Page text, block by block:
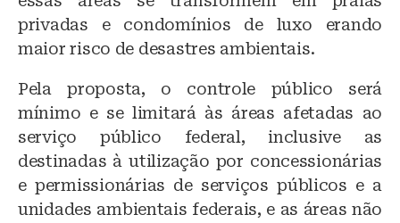
privadas e condomínios de luxo erando
maior risco de desastres ambientais.
Pela proposta, o controle público será
mínimo e se limitará às áreas afetadas ao
serviço público federal, inclusive as
destinadas à utilização por concessionárias
e permissionárias de serviços públicos e a
unidades ambientais federais, e as áreas não